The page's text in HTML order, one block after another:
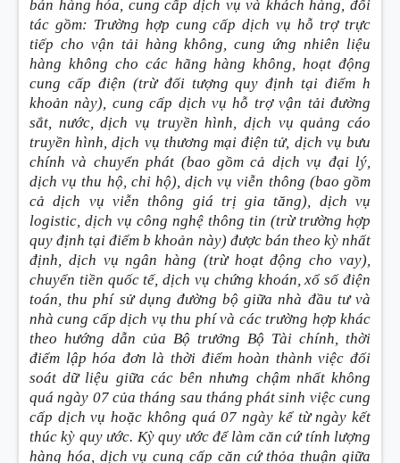
bán hàng hóa, cung cấp dịch vụ và khách hàng, đối
tác gồm: Trường hợp cung cấp dịch vụ hỗ trợ trực
tiếp cho vận tải hàng không, cung ứng nhiên liệu
hàng không cho các hãng hàng không, hoạt động
cung cấp điện (trừ đối tượng quy định tại điểm h
khoản này), cung cấp dịch vụ hỗ trợ vận tải đường
sắt, nước, dịch vụ truyền hình, dịch vụ quảng cáo
truyền hình, dịch vụ thương mại điện tử, dịch vụ bưu
chính và chuyển phát (bao gồm cả dịch vụ đại lý,
dịch vụ thu hộ, chi hộ), dịch vụ viễn thông (bao gồm
cả dịch vụ viễn thông giá trị gia tăng), dịch vụ
logistic, dịch vụ công nghệ thông tin (trừ trường hợp
quy định tại điểm b khoản này) được bán theo kỳ nhất
định, dịch vụ ngân hàng (trừ hoạt động cho vay),
chuyển tiền quốc tế, dịch vụ chứng khoán, xổ số điện
toán, thu phí sử dụng đường bộ giữa nhà đầu tư và
nhà cung cấp dịch vụ thu phí và các trường hợp khác
theo hướng dẫn của Bộ trưởng Bộ Tài chính, thời
điểm lập hóa đơn là thời điểm hoàn thành việc đối
soát dữ liệu giữa các bên nhưng chậm nhất không
quá ngày 07 của tháng sau tháng phát sinh việc cung
cấp dịch vụ hoặc không quá 07 ngày kể từ ngày kết
thúc kỳ quy ước. Kỳ quy ước để làm căn cứ tính lượng
hàng hóa, dịch vụ cung cấp căn cứ thỏa thuận giữa